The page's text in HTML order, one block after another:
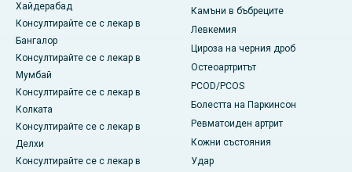
Хайдерабад
Консултирайте се с лекар в
Бангалор
Консултирайте се с лекар в
Мумбай
Консултирайте се с лекар в
Колката
Консултирайте се с лекар в
Делхи
Консултирайте се с лекар в
Камъни в бъбреците
Левкемия
Цироза на черния дроб
Остеоартритът
PCOD/PCOS
Болестта на Паркинсон
Ревматоиден артрит
Кожни състояния
Удар